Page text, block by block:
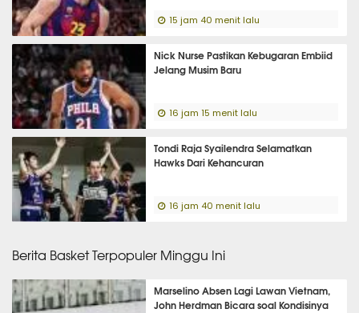
15 jam 40 menit lalu
Nick Nurse Pastikan Kebugaran Embiid
Jelang Musim Baru
16 jam 15 menit lalu
Tondi Raja Syailendra Selamatkan
Hawks Dari Kehancuran
16 jam 40 menit lalu
Berita Basket Terpopuler Minggu Ini
Marselino Absen Lagi Lawan Vietnam,
John Herdman Bicara soal Kondisinya